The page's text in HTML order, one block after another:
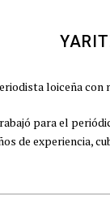
loiceña con
para el
de experiencia,